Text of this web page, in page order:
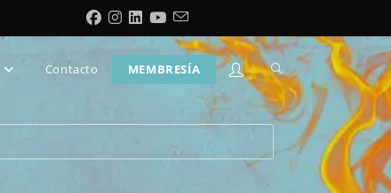
Contacto MEMBRESÍA